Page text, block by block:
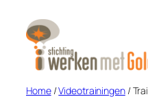
naar
inhoud
Home/Videotrainingen/